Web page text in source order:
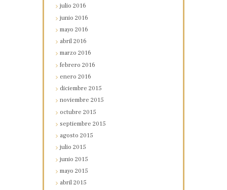
julio2016
junio2016
mayo2016
abril2016
marzo2016
febrero2016
enero2016
diciembre2015
noviembre2015
octubre2015
septiembre2015
agosto2015
julio2015
junio2015
mayo2015
abril2015